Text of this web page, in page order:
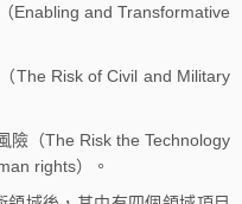
Enabling and Transformative
The Risk of Civil and Military
險（The Risk the Technology
rights）。